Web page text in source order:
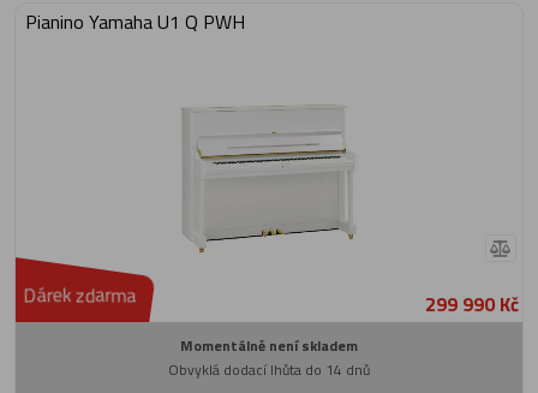
Pianino Yamaha U1 Q PWH
Dárek zdarma 299 990 Kč
Momentálně není skladem
Obvyklá dodací lhůta do 14 dnů